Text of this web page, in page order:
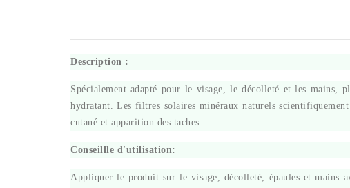
Description :
Spécialement adapté pour le visage, le décolleté et les
hydratant. Les filtres solaires minéraux naturels
cutané et apparition des taches.
Conseillle d'utilisation:
Appliquer le produit sur le visage, décolleté, épaules et mains